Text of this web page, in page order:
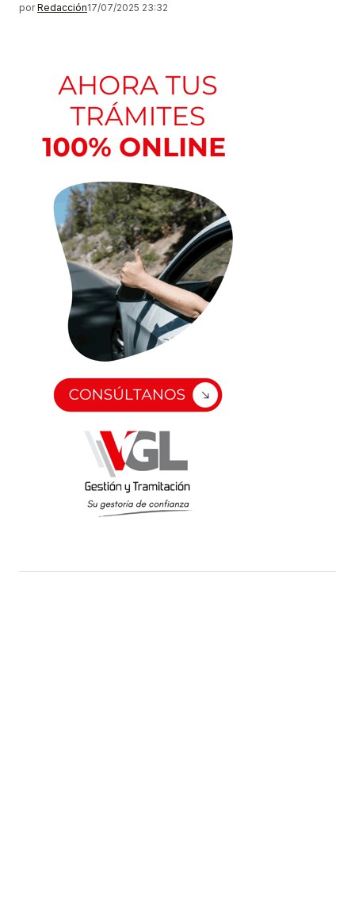
por Redacción17/07/2025 23:32